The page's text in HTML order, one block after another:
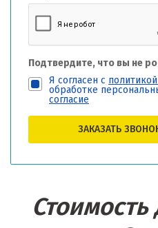
Подтвердите, что вы не
Я согласен с
обработке
согласие
ЗАКАЗАТЬ
Стоимость